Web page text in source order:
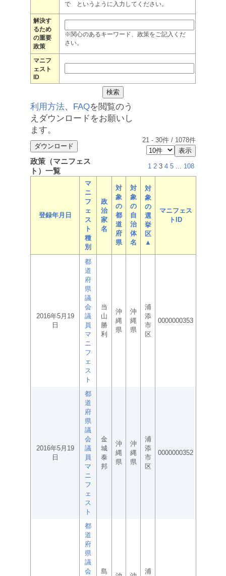
で というように入力してください。
解決す
るため
の重要
政策
※関心のあるキーワード、政策をご記入くだ
さい。
マニフ
ェスト
ID
利用方法、 FAQを閲覧のう
えダウンロードをお願いし
ます。
21 - 30件 / 1078件
政策（マニフェス
ト）一覧
1 2 3 4 5 ... 108
登録年月日
マ
ニ
フ
ェ
ス
ト
種
別
政
治
家
名
対
象
の
都
道
府
県
対
象
の
自
治
体
名
対
象
の
選
挙
区
▲
マニフェス
トID
2016年5月19
日
都
道
府
県
議
会
議
員
マ
ニ
フ
ェ
ス
ト
当
山
勝
利
沖
縄
県
沖
縄
県
浦
添
市
区
0000000353
2016年5月19
日
都
道
府
県
議
会
議
員
マ
ニ
フ
ェ
ス
ト
金
城
泰
邦
沖
縄
県
沖
縄
県
浦
添
市
区
0000000352
都
道
府
県
議
会
島 浦